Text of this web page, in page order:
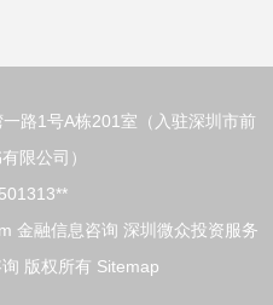
贷”产品
路1号A栋201室（入驻深圳市前
限公司）
金融信息咨询 深圳微众投资服务
版权所有 Sitemap